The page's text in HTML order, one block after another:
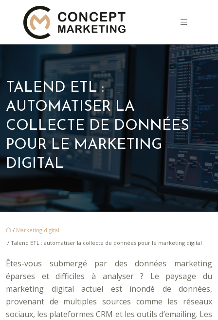
TALEND ETL :
AUTOMATISER LA
COLLECTE DE DONNÉES
POUR LE MARKETING
DIGITAL
/ Marketing digital
/ Talend ETL : automatiser la collecte de données pour le marketing digital
Êtes-vous submergé par des données marketing
éparses et difficiles à analyser ? Le paysage du
marketing digital actuel est inondé de données,
provenant de multiples sources comme les réseaux
sociaux, les plateformes CRM et les outils d’emailing. Les